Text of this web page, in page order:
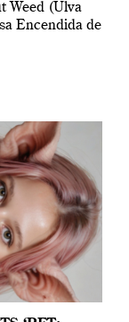
Weed (Ulva
Encendida de